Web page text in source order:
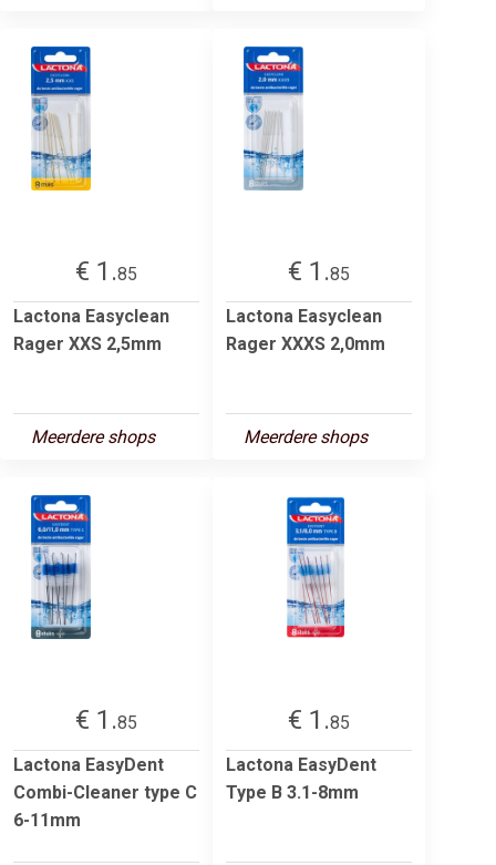
€ 1.85
Lactona Easyclean
Rager XXS 2,5mm
Meerdere shops
€ 1.85
Lactona Easyclean
Rager XXXS 2,0mm
Meerdere shops
€ 1.85
Lactona EasyDent
Combi-Cleaner type C
6-11mm
€ 1.85
Lactona EasyDent
Type B 3.1-8mm